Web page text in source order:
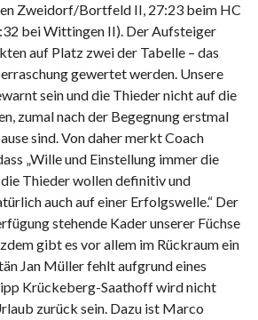
Zweidorf/Bortfeld II, 27:23 beim HC
bei Wittingen II). Der Aufsteiger
auf Platz zwei der Tabelle – das
gewertet werden. Unsere
sein und die Thieder nicht auf die
zumal nach der Begegnung erstmal
sind. Von daher merkt Coach
„Wille und Einstellung immer die
Thieder wollen definitiv und
auch auf einer Erfolgswelle.“ Der
stehende Kader unserer Füchse
gibt es vor allem im Rückraum ein
Jan Müller fehlt aufgrund eines
Krückeberg-Saathoff wird nicht
zurück sein. Dazu ist Marco